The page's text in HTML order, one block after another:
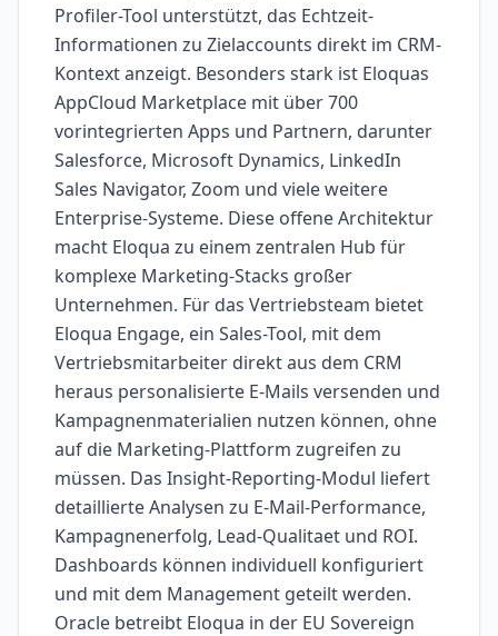
Profiler-Tool unterstützt, das Echtzeit-
Informationen zu Zielaccounts direkt im CRM-
Kontext anzeigt. Besonders stark ist Eloquas
AppCloud Marketplace mit über 700
vorintegrierten Apps und Partnern, darunter
Salesforce, Microsoft Dynamics, LinkedIn
Sales Navigator, Zoom und viele weitere
Enterprise-Systeme. Diese offene Architektur
macht Eloqua zu einem zentralen Hub für
komplexe Marketing-Stacks großer
Unternehmen. Für das Vertriebsteam bietet
Eloqua Engage, ein Sales-Tool, mit dem
Vertriebsmitarbeiter direkt aus dem CRM
heraus personalisierte E-Mails versenden und
Kampagnenmaterialien nutzen können, ohne
auf die Marketing-Plattform zugreifen zu
müssen. Das Insight-Reporting-Modul liefert
detaillierte Analysen zu E-Mail-Performance,
Kampagnenerfolg, Lead-Qualitaet und ROI.
Dashboards können individuell konfiguriert
und mit dem Management geteilt werden.
Oracle betreibt Eloqua in der EU Sovereign